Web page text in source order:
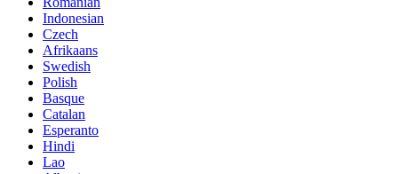
Indonesian
Czech
Afrikaans
Swedish
Polish
Basque
Catalan
Esperanto
Hindi
Lao